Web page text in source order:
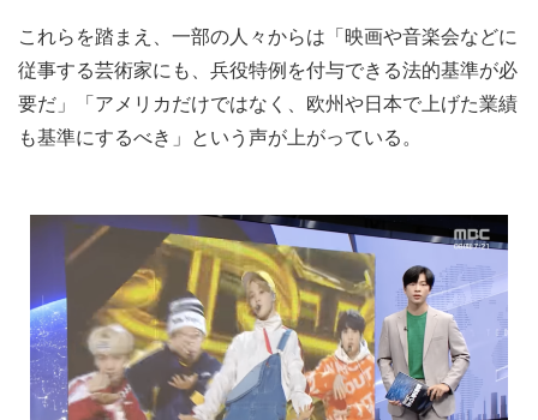
これらを踏まえ、一部の人々からは「映画や音楽会などに
従事する芸術家にも、兵役特例を付与できる法的基準が必
要だ」「アメリカだけではなく、欧州や日本で上げた業績
も基準にするべき」という声が上がっている。